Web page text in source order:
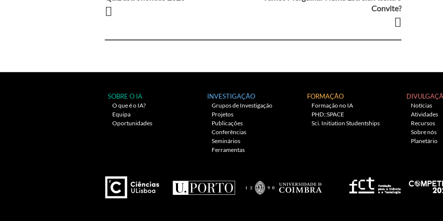
Navegação
artigos
Convite?
SOBRE O IA
O que é o IA?
Equipa
Oportunidades
INVESTIGAÇÃO
Grupos de Investigação
Projetos
Publicações
Conferências
Seminários
Ferramentas
FORMAÇÃO
Formação no IA
PHD::SPACE
Sci. Initiation Studentships
Notícias
Atividades
Recursos
Sobre nós
Planetário